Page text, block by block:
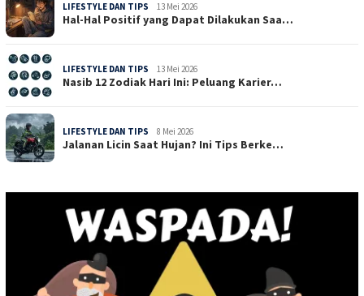
LIFESTYLE DAN TIPS 13 Mei 2026
Hal-Hal Positif yang Dapat Dilakukan Saa…
LIFESTYLE DAN TIPS 13 Mei 2026
Nasib 12 Zodiak Hari Ini: Peluang Karier…
LIFESTYLE DAN TIPS 8 Mei 2026
Jalanan Licin Saat Hujan? Ini Tips Berke…